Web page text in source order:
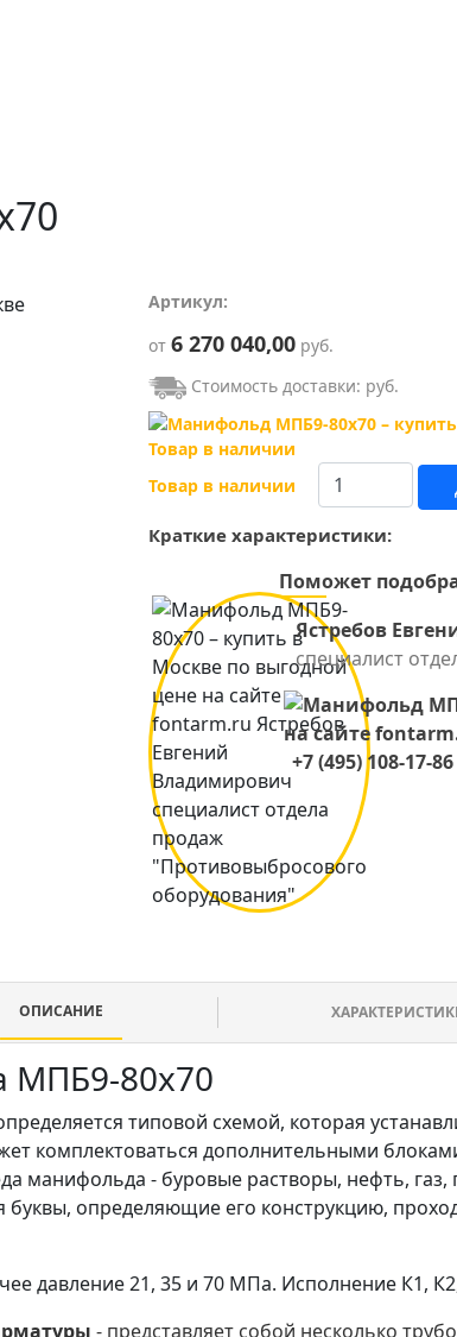
Артикул:
от 6 270 040,00руб.
Стоимость доставки: руб.
Товар в наличии
Краткие характеристики:
Поможет
Ястребов
специалист
+7 (495) 108-17-86
ОПИСАНИЕ
МПБ9-80х70
типовой схемой, которая
комплектоваться дополнительными
манифольда - буровые растворы, нефть, газ,
определяющие его конструкцию,
давление 21, 35 и 70 МПа. Исполнение К1,
- представляет собой несколько